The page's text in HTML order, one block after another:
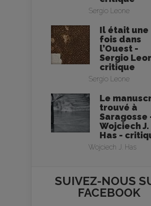
Sergio Leone
Il était une
fois dans
l’Ouest -
Sergio
critique
Sergio Leone
Le
trouvé à
Saragosse
Wojciech J.
Has -
Wojciech J. Has
SUIVEZ-NOUS
FACEBOOK